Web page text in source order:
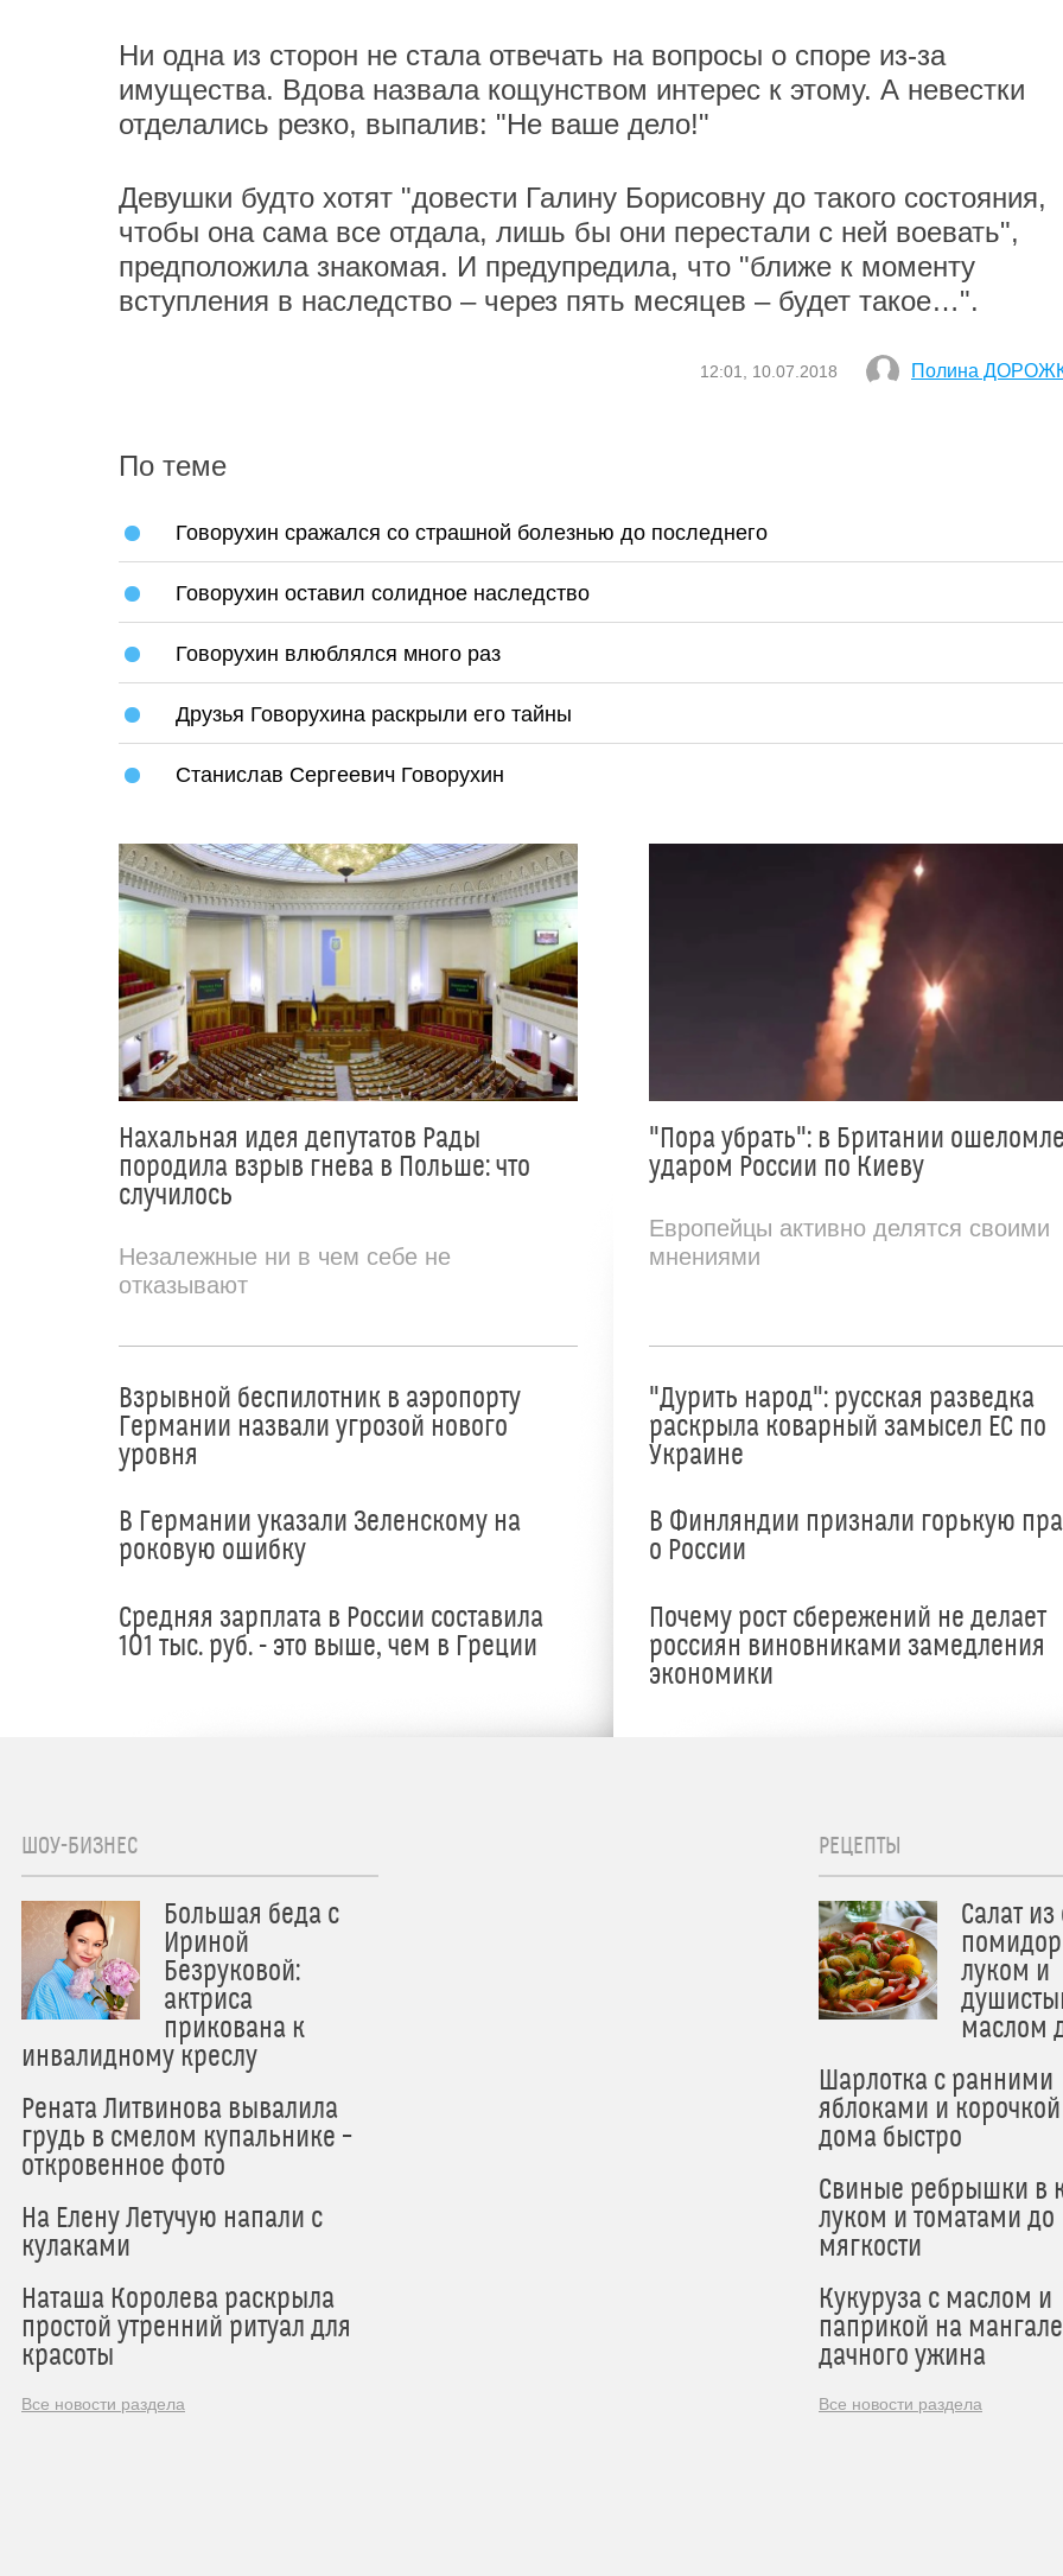
Ни одна из сторон не стала отвечать на вопросы о споре из-за
имущества. Вдова назвала кощунством интерес к этому. А невестки
отделались резко, выпалив: "Не ваше дело!"
Девушки будто хотят "довести Галину Борисовну до такого состояния,
чтобы она сама все отдала, лишь бы они перестали с ней воевать",
предположила знакомая. И предупредила, что "ближе к моменту
вступления в наследство – через пять месяцев – будет такое…".
12:01, 10.07.2018 Полина
По теме
Говорухин сражался со страшной болезнью до последнего
Говорухин оставил солидное наследство
Говорухин влюблялся много раз
Друзья Говорухина раскрыли его тайны
Станислав Сергеевич Говорухин
Нахальная идея депутатов Рады
породила взрыв гнева в Польше: что
случилось
Незалежные ни в чем себе не
отказывают
Взрывной беспилотник в аэропорту
Германии назвали угрозой нового
уровня
В Германии указали Зеленскому на
роковую ошибку
Средняя зарплата в России составила
101 тыс. руб. - это выше, чем в Греции
"Пора убрать": в Британии
ударом России по Киеву
Европейцы активно делятся своими
мнениями
"Дурить народ": русская разведка
раскрыла коварный замысел ЕС по
Украине
В Финляндии признали горькую
о России
Почему рост сбережений не делает
россиян виновниками замедления
экономики
ШОУ-БИЗНЕС
Большая беда с
Ириной
Безруковой:
актриса
прикована к
инвалидному креслу
Рената Литвинова вывалила
грудь в смелом купальнике –
откровенное фото
На Елену Летучую напали с
кулаками
Наташа Королева раскрыла
простой утренний ритуал для
красоты
Все новости раздела
РЕЦЕПТЫ
Салат
луком и
маслом
Шарлотка с ранними
яблоками и
дома быстро
Свиные ребрышки в
луком и томатами до
мягкости
Кукуруза с маслом и
паприкой на
дачного ужина
Все новости раздела